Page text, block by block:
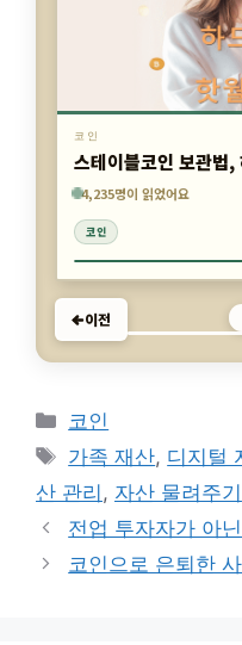
4,461명이 읽었어요
4,235명이 읽었어요
코인
비트코인 ETF 실제
1,257명이 읽었어요
코인
이전
카
테
리
코인
태
그
가족 재산, 디지털
산 관리 , 자산 물려주기
전업 투자자가 아
코인으로 은퇴한